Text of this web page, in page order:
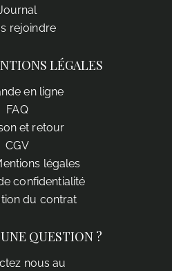
rejoindre
LÉGALES
en ligne
FAQ
et retour
CGV
légales
confidentialité
du contrat
QUESTION ?
nous au